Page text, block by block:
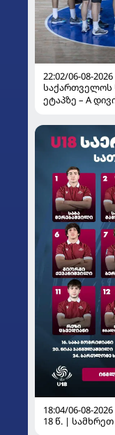
22:02/06-08-2026
საქართველოს
ეტაპზე – A
18:04/06-08-2026
18 წ. |